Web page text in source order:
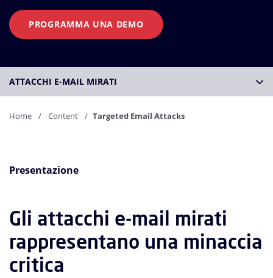
PROGRAMMA UNA DEMO
ATTACCHI E-MAIL MIRATI
Home Content Targeted Email Attacks
Presentazione
Gli attacchi e-mail mirati
rappresentano una minaccia
critica